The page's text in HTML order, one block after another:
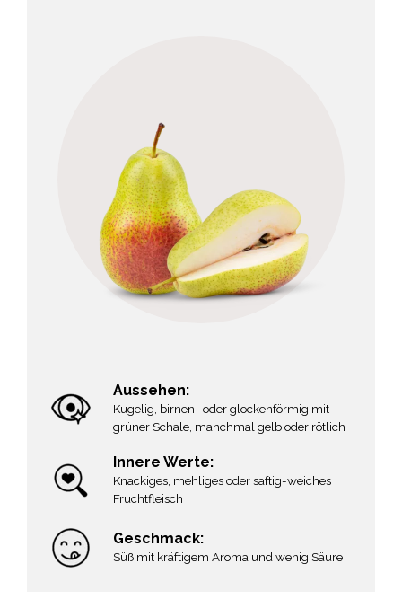
Aussehen:
Kugelig, birnen- oder glockenförmig mit
grüner Schale, manchmal gelb oder rötlich
Innere Werte:
Knackiges, mehliges oder saftig-weiches
Fruchtfleisch
Geschmack:
Süß mit kräftigem Aroma und wenig Säure